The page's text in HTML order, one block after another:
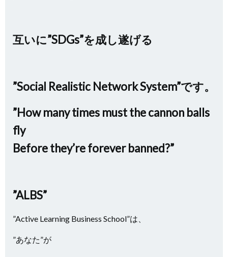
互いに”SDGs”を成し遂げる
”Social Realistic Network System”です。
”How many times must the cannon balls
fly
Before they’re forever banned?”
”ALBS”
”Active Learning Business School”は、
”あなた”が